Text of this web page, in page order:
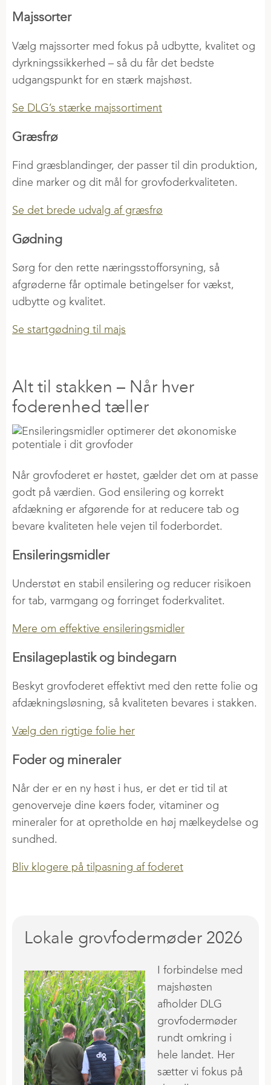
DLG Innovation
Planteavlsmøder
Agroteam
Egeskov Innovationsmark
Sales Trainee
Majssorter
Vælg majssorter med fokus på udbytte, kvalitet og
dyrkningssikkerhed – så du får det bedste
udgangspunkt for en stærk majshøst.
Se DLG’s stærke majssortiment
Græsfrø
Find græsblandinger, der passer til din produktion,
dine marker og dit mål for grovfoderkvaliteten.
Se det brede udvalg af græsfrø
Gødning
Sørg for den rette næringsstofforsyning, så
afgrøderne får optimale betingelser for vækst,
udbytte og kvalitet.
Se startgødning til majs
Alt til stakken – Når hver
foderenhed tæller
Når grovfoderet er høstet, gælder det om at passe
godt på værdien. God ensilering og korrekt
afdækning er afgørende for at reducere tab og
bevare kvaliteten hele vejen til foderbordet.
Ensileringsmidler
Understøt en stabil ensilering og reducer risikoen
for tab, varmgang og forringet foderkvalitet.
Mere om effektive ensileringsmidler
Ensilageplastik og bindegarn
Beskyt grovfoderet effektivt med den rette folie og
afdækningsløsning, så kvaliteten bevares i stakken.
Vælg den rigtige folie her
Foder og mineraler
Når der er en ny høst i hus, er det er tid til at
genoverveje dine køers foder, vitaminer og
mineraler for at opretholde en høj mælkeydelse og
sundhed.
Bliv klogere på tilpasning af foderet
Lokale grovfodermøder 2026
I forbindelse med
majshøsten
afholder DLG
grovfodermøder
rundt omkring i
hele landet. Her
sætter vi fokus på